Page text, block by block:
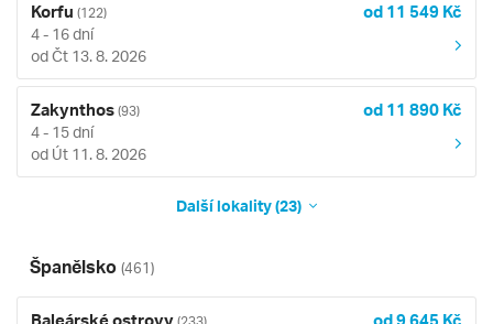
Korfu (122) od 11 549 Kč
4 - 16 dní
od Čt 13. 8. 2026
Zakynthos (93) od 11 890 Kč
4 - 15 dní
od Út 11. 8. 2026
Další lokality (23)
Španělsko (461)